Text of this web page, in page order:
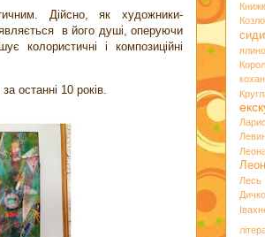
Дійсно, як художники-
в його душі, оперуючи
колористичні і композиційні
останні 10 років.
Лесь
Дичко